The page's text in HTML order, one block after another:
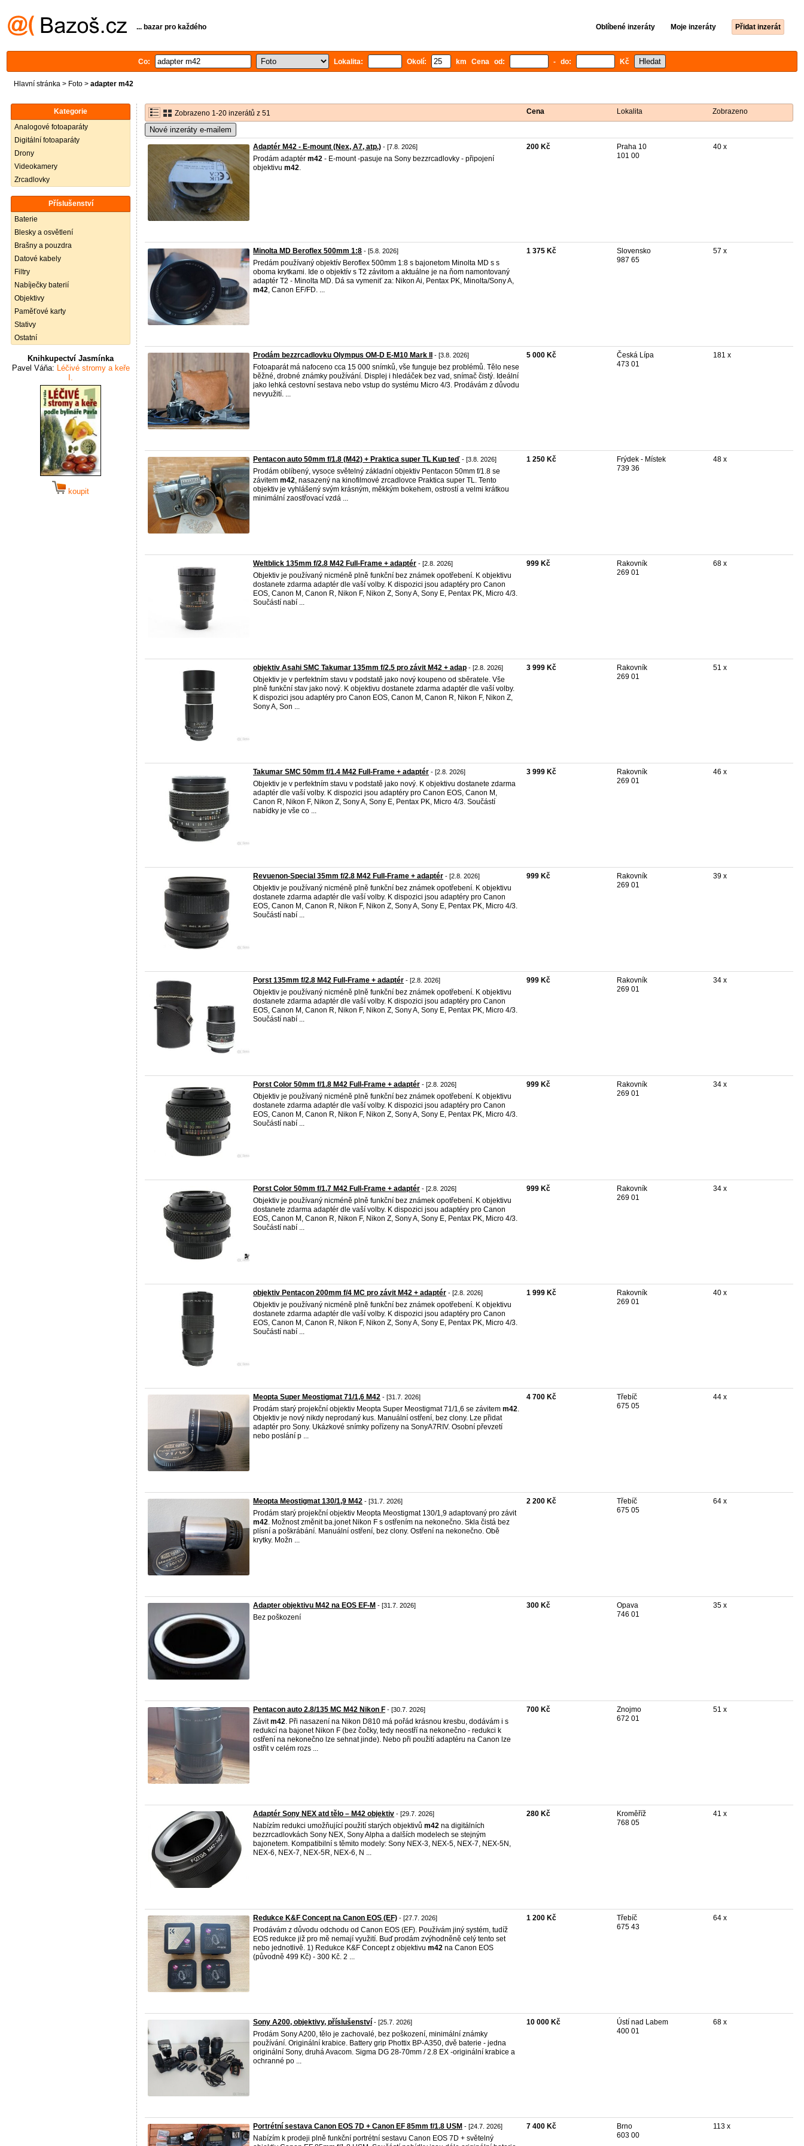
... bazar pro každého Oblíbené inzeráty Moje inzeráty Přidat inzerát
Co: Lokalita: Okolí: km Cena od: - do: Kč
Hlavní stránka > Foto > adapter m42
Kategorie
Analogové fotoaparáty
Digitální fotoaparáty
Drony
Videokamery
Zrcadlovky
Příslušenství
Baterie
Blesky a osvětlení
Brašny a pouzdra
Datové kabely
Filtry
Nabíječky baterií
Objektivy
Paměťové karty
Stativy
Ostatní
Knihkupectví Jasmínka
Pavel Váňa: Léčivé stromy a keře
I.
koupit
Zobrazeno 1-20 inzerátů z 51 Cena Lokalita Zobrazeno
Nové inzeráty e-mailem
Adaptér M42 - E-mount (Nex, A7, atp.) - [7.8. 2026]
Prodám adaptér m42 - E-mount -pasuje na Sony bezzrcadlovky - připojení
objektivu m42.
200 Kč
Praha 10
101 00
40 x
Minolta MD Beroflex 500mm 1:8 - [5.8. 2026]
Predám používaný objektív Beroflex 500mm 1:8 s bajonetom Minolta MD s s
oboma krytkami. Ide o objektív s T2 závitom a aktuálne je na ňom namontovaný
adaptér T2 - Minolta MD. Dá sa vymeniť za: Nikon Ai, Pentax PK, Minolta/Sony A,
m42, Canon EF/FD. ...
1 375 Kč
Slovensko
987 65
57 x
Prodám bezzrcadlovku Olympus OM-D E-M10 Mark II - [3.8. 2026]
Fotoaparát má nafoceno cca 15 000 snímků, vše funguje bez problémů. Tělo nese
běžné, drobné známky používání. Displej i hledáček bez vad, snímač čistý. Ideální
jako lehká cestovní sestava nebo vstup do systému Micro 4/3. Prodávám z důvodu
nevyužití. ...
5 000 Kč
Česká Lípa
473 01
181 x
Pentacon auto 50mm f/1.8 (M42) + Praktica super TL Kup teď - [3.8. 2026]
Prodám oblíbený, vysoce světelný základní objektiv Pentacon 50mm f/1.8 se
závitem m42, nasazený na kinofilmové zrcadlovce Praktica super TL. Tento
objektiv je vyhlášený svým krásným, měkkým bokehem, ostrostí a velmi krátkou
minimální zaostřovací vzdá ...
1 250 Kč
Frýdek - Místek
739 36
48 x
Weltblick 135mm f/2.8 M42 Full-Frame + adaptér - [2.8. 2026]
Objektiv je používaný nicméně plně funkční bez známek opotřebení. K objektivu
dostanete zdarma adaptér dle vaší volby. K dispozici jsou adaptéry pro Canon
EOS, Canon M, Canon R, Nikon F, Nikon Z, Sony A, Sony E, Pentax PK, Micro 4/3.
Součástí nabí ...
999 Kč
Rakovník
269 01
68 x
objektiv Asahi SMC Takumar 135mm f/2.5 pro závit M42 + adap - [2.8. 2026]
Objektiv je v perfektním stavu v podstatě jako nový koupeno od sběratele. Vše
plně funkční stav jako nový. K objektivu dostanete zdarma adaptér dle vaší volby.
K dispozici jsou adaptéry pro Canon EOS, Canon M, Canon R, Nikon F, Nikon Z,
Sony A, Son ...
3 999 Kč
Rakovník
269 01
51 x
Takumar SMC 50mm f/1.4 M42 Full-Frame + adaptér - [2.8. 2026]
Objektiv je v perfektním stavu v podstatě jako nový. K objektivu dostanete zdarma
adaptér dle vaší volby. K dispozici jsou adaptéry pro Canon EOS, Canon M,
Canon R, Nikon F, Nikon Z, Sony A, Sony E, Pentax PK, Micro 4/3. Součástí
nabídky je vše co ...
3 999 Kč
Rakovník
269 01
46 x
Revuenon-Special 35mm f/2.8 M42 Full-Frame + adaptér - [2.8. 2026]
Objektiv je používaný nicméně plně funkční bez známek opotřebení. K objektivu
dostanete zdarma adaptér dle vaší volby. K dispozici jsou adaptéry pro Canon
EOS, Canon M, Canon R, Nikon F, Nikon Z, Sony A, Sony E, Pentax PK, Micro 4/3.
Součástí nabí ...
999 Kč
Rakovník
269 01
39 x
Porst 135mm f/2.8 M42 Full-Frame + adaptér - [2.8. 2026]
Objektiv je používaný nicméně plně funkční bez známek opotřebení. K objektivu
dostanete zdarma adaptér dle vaší volby. K dispozici jsou adaptéry pro Canon
EOS, Canon M, Canon R, Nikon F, Nikon Z, Sony A, Sony E, Pentax PK, Micro 4/3.
Součástí nabí ...
999 Kč
Rakovník
269 01
34 x
Porst Color 50mm f/1.8 M42 Full-Frame + adaptér - [2.8. 2026]
Objektiv je používaný nicméně plně funkční bez známek opotřebení. K objektivu
dostanete zdarma adaptér dle vaší volby. K dispozici jsou adaptéry pro Canon
EOS, Canon M, Canon R, Nikon F, Nikon Z, Sony A, Sony E, Pentax PK, Micro 4/3.
Součástí nabí ...
999 Kč
Rakovník
269 01
34 x
Porst Color 50mm f/1.7 M42 Full-Frame + adaptér - [2.8. 2026]
Objektiv je používaný nicméně plně funkční bez známek opotřebení. K objektivu
dostanete zdarma adaptér dle vaší volby. K dispozici jsou adaptéry pro Canon
EOS, Canon M, Canon R, Nikon F, Nikon Z, Sony A, Sony E, Pentax PK, Micro 4/3.
Součástí nabí ...
999 Kč
Rakovník
269 01
34 x
objektiv Pentacon 200mm f/4 MC pro závit M42 + adaptér - [2.8. 2026]
Objektiv je používaný nicméně plně funkční bez známek opotřebení. K objektivu
dostanete zdarma adaptér dle vaší volby. K dispozici jsou adaptéry pro Canon
EOS, Canon M, Canon R, Nikon F, Nikon Z, Sony A, Sony E, Pentax PK, Micro 4/3.
Součástí nabí ...
1 999 Kč
Rakovník
269 01
40 x
Meopta Super Meostigmat 71/1,6 M42 - [31.7. 2026]
Prodám starý projekční objektiv Meopta Super Meostigmat 71/1,6 se závitem m42.
Objektiv je nový nikdy neprodaný kus. Manuální ostření, bez clony. Lze přidat
adaptér pro Sony. Ukázkové snímky pořízeny na SonyA7RIV. Osobní převzetí
nebo poslání p ...
4 700 Kč
Třebíč
675 05
44 x
Meopta Meostigmat 130/1,9 M42 - [31.7. 2026]
Prodám starý projekční objektiv Meopta Meostigmat 130/1,9 adaptovaný pro závit
m42. Možnost změnit ba.jonet Nikon F s ostřením na nekonečno. Skla čistá bez
plísní a poškrábání. Manuální ostření, bez clony. Ostření na nekonečno. Obě
krytky. Možn ...
2 200 Kč
Třebíč
675 05
64 x
Adapter objektivu M42 na EOS EF-M - [31.7. 2026]
Bez poškození
300 Kč
Opava
746 01
35 x
Pentacon auto 2.8/135 MC M42 Nikon F - [30.7. 2026]
Závitm42. Při nasazení na Nikon D810 má pořád krásnou kresbu, dodávám i s
redukcí na bajonet Nikon F (bez čočky, tedy neostří na nekonečno - redukci k
ostření na nekonečno lze sehnat jinde). Nebo při použití adaptéru na Canon lze
ostřit v celém rozs ...
700 Kč
Znojmo
672 01
51 x
Adaptér Sony NEX atd tělo – M42 objektiv - [29.7. 2026]
Nabízím redukci umožňující použití starých objektivů m42 na digitálních
bezzrcadlovkách Sony NEX, Sony Alpha a dalších modelech se stejným
bajonetem. Kompatibilní s těmito modely: Sony NEX-3, NEX-5, NEX-7, NEX-5N,
NEX-6, NEX-7, NEX-5R, NEX-6, N ...
280 Kč
Kroměříž
768 05
41 x
Redukce K&F Concept na Canon EOS (EF) - [27.7. 2026]
Prodávám z důvodu odchodu od Canon EOS (EF). Používám jiný systém, tudíž
EOS redukce již pro mě nemají využití. Buď prodám zvýhodněně celý tento set
nebo jednotlivě. 1) Redukce K&F Concept z objektivu m42 na Canon EOS
(původně 499 Kč) - 300 Kč. 2 ...
1 200 Kč
Třebíč
675 43
64 x
Sony A200, objektivy, příslušenství - [25.7. 2026]
Prodám Sony A200, tělo je zachovalé, bez poškození, minimální známky
používání. Originální krabice. Battery grip Phottix BP-A350, dvě baterie - jedna
originální Sony, druhá Avacom. Sigma DG 28-70mm / 2.8 EX -originální krabice a
ochranné po ...
10 000 Kč
Ústí nad Labem
400 01
68 x
Portrétní sestava Canon EOS 7D + Canon EF 85mm f/1.8 USM - [24.7. 2026]
Nabízím k prodeji plně funkční portrétní sestavu Canon EOS 7D + světelný
7 400 Kč
Brno
603 00
113 x